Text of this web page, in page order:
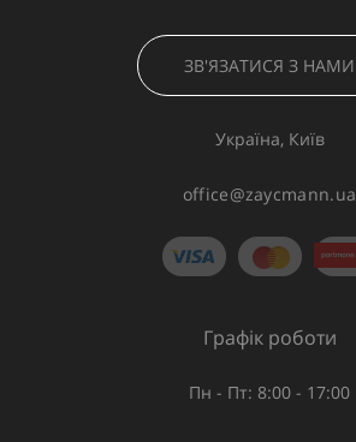
ЗВ'ЯЗАТИСЯ З НАМИ
Україна, Київ
office@zaycmann.ua
Графік роботи
Пн - Пт: 8:00 - 17:00